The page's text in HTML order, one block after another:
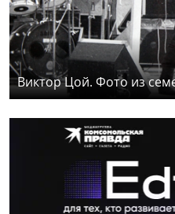
Виктор Цой. Фото из